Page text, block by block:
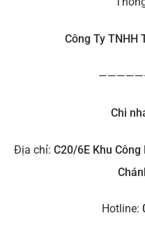
Công Ty TNHH
Chi
Địa chỉ: C20/6E Khu
Hotline: